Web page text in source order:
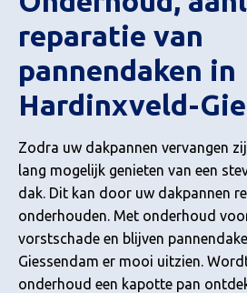
reparatie van
pannendaken in
Hardinxveld-
Zodra uw dakpannen vervangen
lang mogelijk genieten van een
dak. Dit kan door uw dakpannen
onderhouden. Met onderhoud
vorstschade en blijven
Giessendam er mooi uitzien.
onderhoud een kapotte pan